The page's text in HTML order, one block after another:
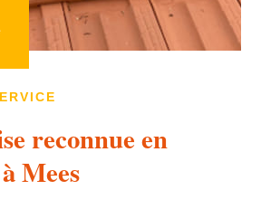
reconnue en
Mees